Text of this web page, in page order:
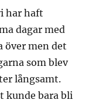
har haft
dagar med
över men det
som blev
långsamt.
kunde bara bli